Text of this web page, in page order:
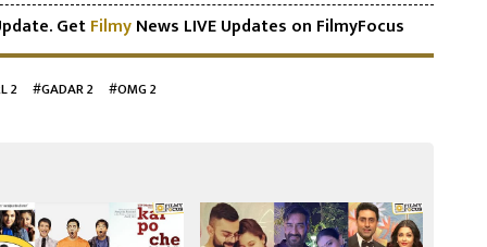
GetFilmyNews LIVE Updates on FilmyFocus
2 #GADAR 2 #OMG 2